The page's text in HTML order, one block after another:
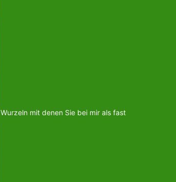
mit denen Sie bei mir als fast